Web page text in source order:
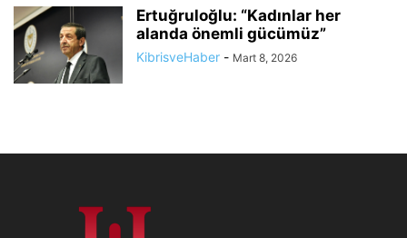
Ertuğruloğlu: “Kadınlar her
alanda önemli gücümüz”
KibrisveHaber - Mart 8, 2026